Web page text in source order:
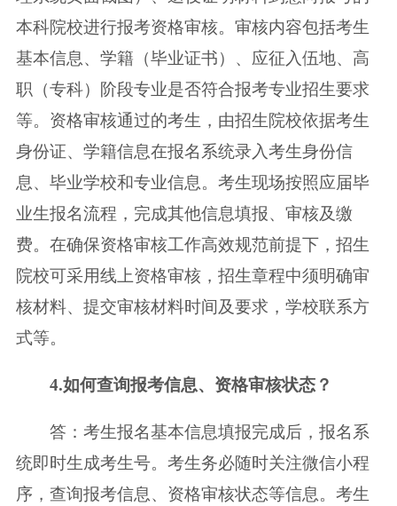
本科院校进行报考资格审核。审核内容包括考生
基本信息、学籍（毕业证书）、应征入伍地、高
职（专科）阶段专业是否符合报考专业招生要求
等。资格审核通过的考生，由招生院校依据考生
身份证、学籍信息在报名系统录入考生身份信
息、毕业学校和专业信息。考生现场按照应届毕
业生报名流程，完成其他信息填报、审核及缴
费。在确保资格审核工作高效规范前提下，招生
院校可采用线上资格审核，招生章程中须明确审
核材料、提交审核材料时间及要求，学校联系方
式等。
4.如何查询报考信息、资格审核状态？
答：考生报名基本信息填报完成后，报名系
统即时生成考生号。考生务必随时关注微信小程
序，查询报考信息、资格审核状态等信息。考生